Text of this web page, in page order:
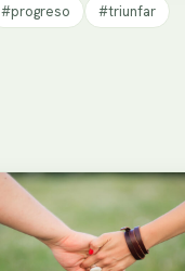
#progreso #triunfar